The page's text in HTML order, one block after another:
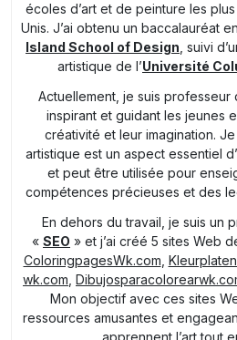
écoles d’art et de peinture les
Unis. J’ai obtenu un baccalauréat
Island School of Design , suivi
artistique de l’Université
Actuellement, je suis professeur
inspirant et guidant les jeunes
créativité et leur imagination.
artistique est un aspect essentiel
et peut être utilisée pour
compétences précieuses et des
En dehors du travail, je suis un
« SEO » et j’ai créé 5 sites Web
ColoringpagesWk.com
wk.com
Mon objectif avec ces sites
ressources amusantes et
apprennent l’art tout